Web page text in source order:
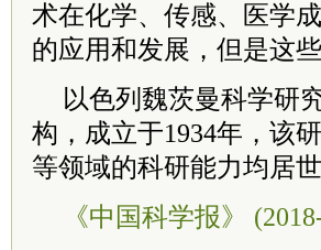
术在化学、传感、医学
的应用和发展，但是这
以色列魏茨曼科学研
构，成立于1934年，该
等领域的科研能力均居世
《中国科学报》